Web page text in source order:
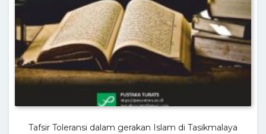
Tafsir Toleransi dalam gerakan Islam di Tasikmalaya